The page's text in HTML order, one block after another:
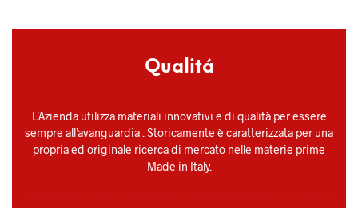
Qualitá
L’Azienda utilizza materiali innovativi e di qualità per essere
sempre all’avanguardia . Storicamente è caratterizzata per una
propria ed originale ricerca di mercato nelle materie prime
Made in Italy.